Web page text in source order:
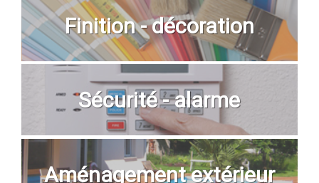
Finition - décoration
Sécurité - alarme
Aménagement extérieur